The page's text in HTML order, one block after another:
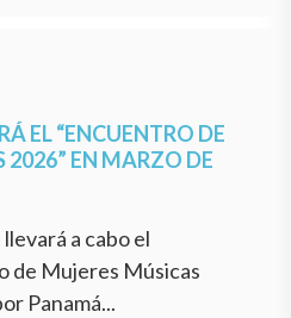
EL “ENCUENTRO DE
2026” EN MARZO DE
a cabo el
de Mujeres Músicas
Panamá...